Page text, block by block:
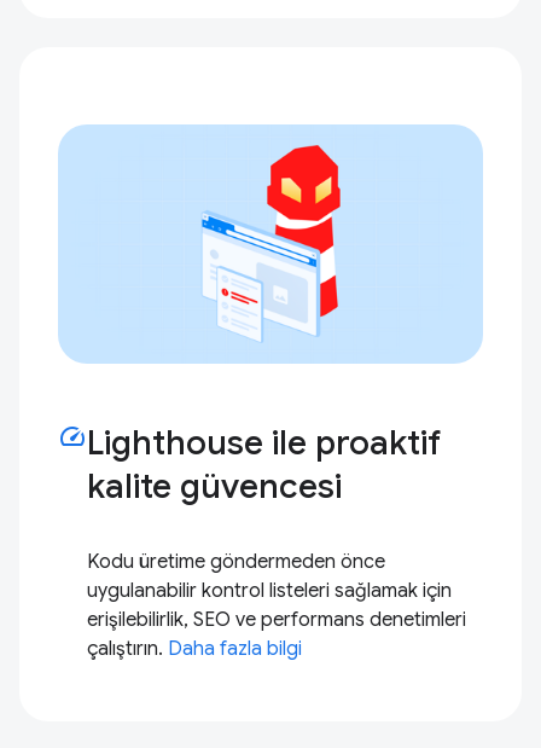
speedLighthouse ile proaktif
kalite güvencesi
Kodu üretime göndermeden önce
uygulanabilir kontrol listeleri sağlamak için
erişilebilirlik, SEO ve performans denetimleri
çalıştırın. Daha fazla bilgi